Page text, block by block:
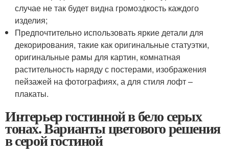
случае не так будет видна громоздкость каждого
изделия;
Предпочтительно использовать яркие детали для
декорирования, такие как оригинальные статуэтки,
оригинальные рамы для картин, комнатная
растительность наряду с постерами, изображения
пейзажей на фотографиях, а для стиля лофт –
плакаты.
Интерьер гостинной в бело серых
тонах. Варианты цветового решения
в серой гостиной